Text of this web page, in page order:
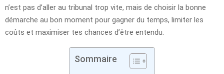
n’est pas d’aller au tribunal trop vite, mais de choisir la bonne
démarche au bon moment pour gagner du temps, limiter les
coûts et maximiser tes chances d’être entendu.
Sommaire